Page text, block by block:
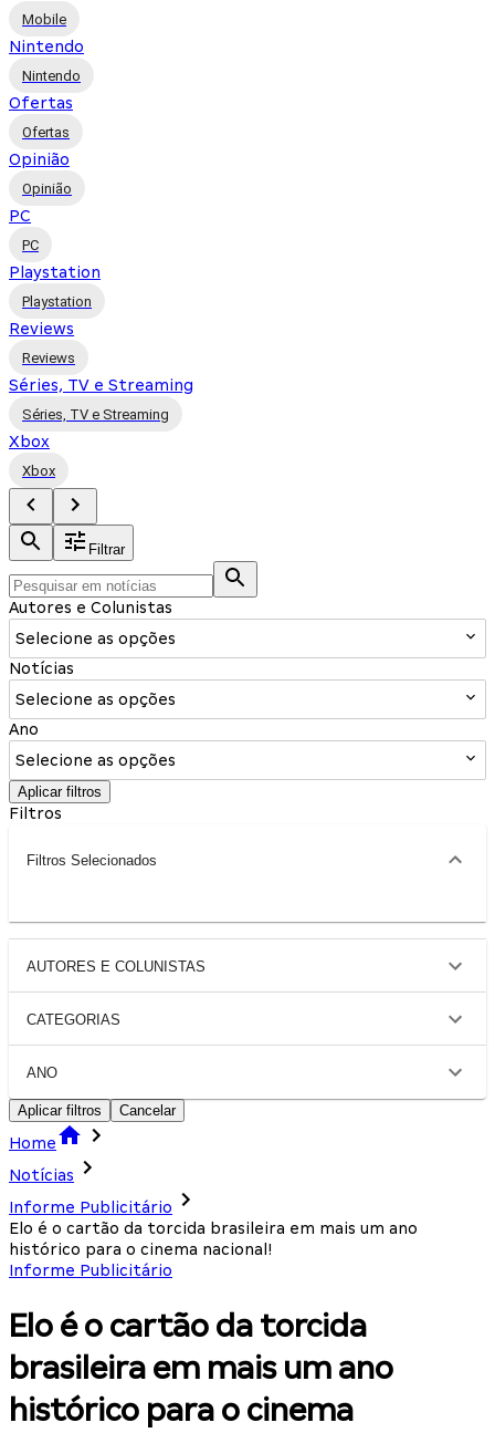
Mobile
Nintendo
Nintendo
Ofertas
Ofertas
Opinião
Opinião
PC
PC
Playstation
Playstation
Reviews
Reviews
Séries, TV e Streaming
Séries, TV e Streaming
Xbox
Xbox
Filtrar
Autores e Colunistas
Selecione as opções
Notícias
Selecione as opções
Ano
Selecione as opções
Aplicar filtros
Filtros
Filtros Selecionados
AUTORES E COLUNISTAS
CATEGORIAS
ANO
Aplicar filtros Cancelar
Home
Notícias
Informe Publicitário
Elo é o cartão da torcida brasileira em mais um ano
histórico para o cinema nacional!
Informe Publicitário
Elo é o cartão da torcida
brasileira em mais um ano
histórico para o cinema